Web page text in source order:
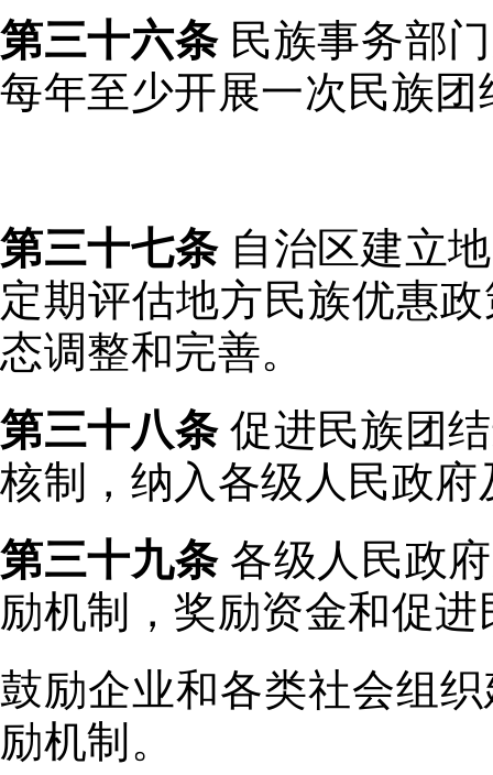
第三十六条 民族事务部
每年至少开展一次民族
第三十七条 自治区建立
定期评估地方民族优惠
态调整和完善。
第三十八条促进民族团
核制，纳入各级人民政
第三十九条 各级人民政
励机制，奖励资金和促
鼓励企业和各类社会组
励机制。